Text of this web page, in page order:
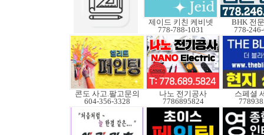
제이드 키친 케비넷
778-788-1031
BHK 전
778-
콘도 사고.팔고문의
604-356-3328
나노 전기공사
7786895824
스페셜